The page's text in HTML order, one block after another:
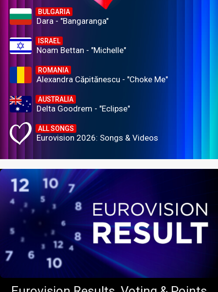
BULGARIA
Dara - "Bangaranga"
ISRAEL
Noam Bettan - "Michelle"
ROMANIA
Alexandra Căpitănescu - "Choke Me"
AUSTRALIA
Delta Goodrem - "Eclipse"
ALL SONGS
Eurovision 2026: Songs & Videos